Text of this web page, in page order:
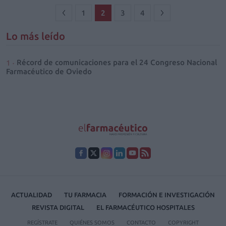
1 2 3 4
Lo más leído
Récord de comunicaciones para el 24 Congreso Nacional
Farmacéutico de Oviedo
ACTUALIDAD TU FARMACIA
FORMACIÓN E INVESTIGACIÓN
REVISTA DIGITAL
EL FARMACÉUTICO HOSPITALES
REGÍSTRATE QUIÉNES SOMOS CONTACTO COPYRIGHT